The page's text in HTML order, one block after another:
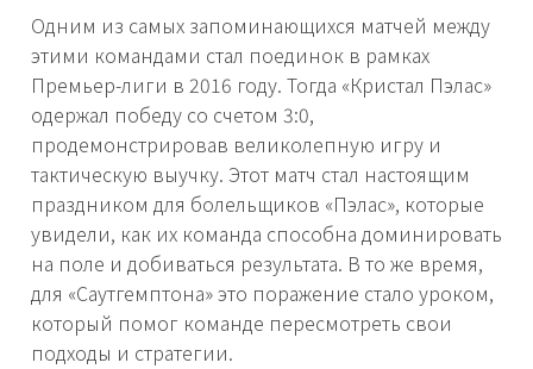
Одним из самых запоминающихся матчей между
этими командами стал поединок в рамках
Премьер-лиги в 2016 году. Тогда «Кристал Пэлас»
одержал победу со счетом 3:0,
продемонстрировав великолепную игру и
тактическую выучку. Этот матч стал настоящим
праздником для болельщиков «Пэлас», которые
увидели, как их команда способна доминировать
на поле и добиваться результата. В то же время,
для «Саутгемптона» это поражение стало уроком,
который помог команде пересмотреть свои
подходы и стратегии.